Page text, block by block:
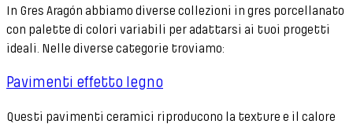
In Gres Aragón abbiamo diverse collezioni in gres porcellanato
con palette di colori variabili per adattarsi ai tuoi progetti
ideali. Nelle diverse categorie troviamo:
Pavimenti effetto legno
Questi pavimenti ceramici riproducono la texture e il calore